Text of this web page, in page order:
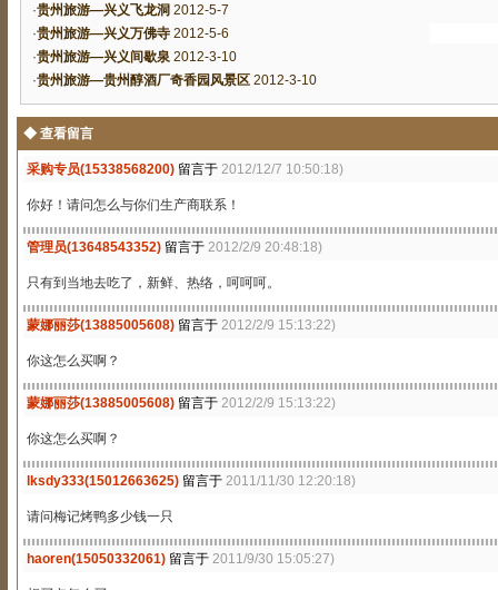
·贵州旅游—兴义飞龙洞 2012-5-7
·贵州旅游—兴义万佛寺2012-5-6
·贵州旅游—兴义间歇泉2012-3-10
·贵州旅游—贵州醇酒厂奇香园风景区2012-3-10
◆ 查看留言
采购专员(15338568200) 留言于 2012/12/7 10:50:18)
你好！请问怎么与你们生产商联系！
管理员(13648543352) 留言于 2012/2/9 20:48:18)
只有到当地去吃了，新鲜、热络，呵呵呵。
蒙娜丽莎(13885005608) 留言于 2012/2/9 15:13:22)
你这怎么买啊？
蒙娜丽莎(13885005608) 留言于 2012/2/9 15:13:22)
你这怎么买啊？
lksdy333(15012663625) 留言于 2011/11/30 12:20:18)
请问梅记烤鸭多少钱一只
haoren(15050332061) 留言于 2011/9/30 15:05:27)